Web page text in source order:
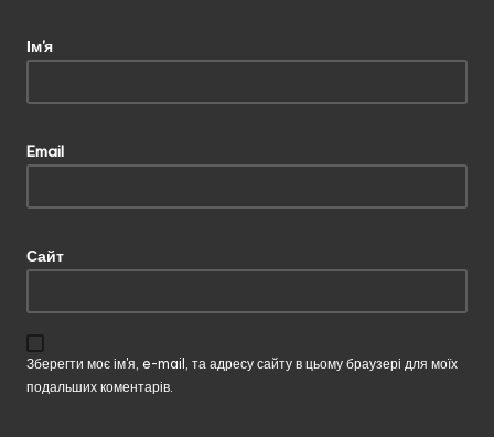
Ім'я
Email
Сайт
Зберегти моє ім'я, e-mail, та адресу сайту в цьому браузері для моїх
подальших коментарів.